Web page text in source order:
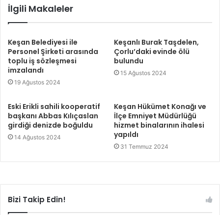
İlgili Makaleler
Keşan Belediyesi ile
Personel Şirketi arasında
toplu iş sözleşmesi
imzalandı
19 Ağustos 2024
Keşanlı Burak Taşdelen,
Çorlu’daki evinde ölü
bulundu
15 Ağustos 2024
Eski Erikli sahili kooperatif
başkanı Abbas Kılıçaslan
girdiği denizde boğuldu
14 Ağustos 2024
Keşan Hükümet Konağı ve
İlçe Emniyet Müdürlüğü
hizmet binalarının ihalesi
yapıldı
31 Temmuz 2024
Bizi Takip Edin!